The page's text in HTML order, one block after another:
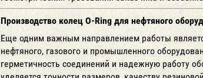
Производство колец O-Ring для нефтяного
Еще одним важным направлением работы
нефтяного, газового и промышленного
герметичность соединений и надежную работу